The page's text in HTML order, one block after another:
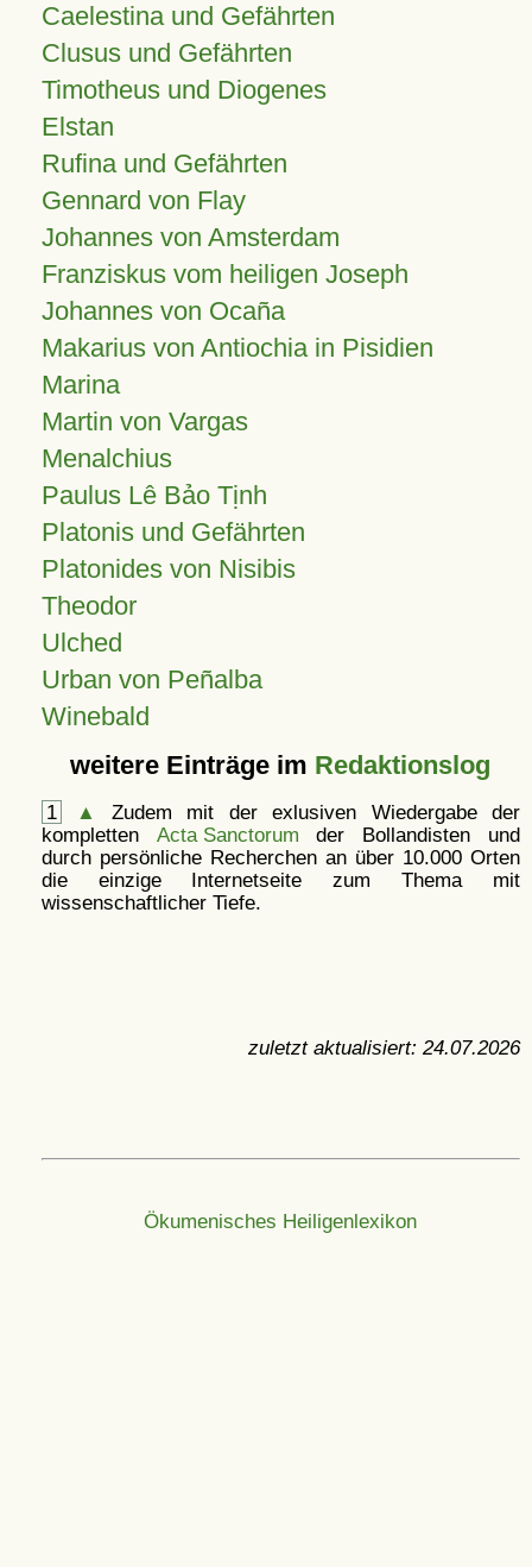
Caelestina und Gefährten
Clusus und Gefährten
Timotheus und Diogenes
Elstan
Rufina und Gefährten
Gennard von Flay
Johannes von Amsterdam
Franziskus vom heiligen Joseph
Johannes von Ocaña
Makarius von Antiochia in Pisidien
Marina
Martin von Vargas
Menalchius
Paulus Lê Bảo Tịnh
Platonis und Gefährten
Platonides von Nisibis
Theodor
Ulched
Urban von Peñalba
Winebald
weitere Einträge im Redaktionslog
1 ▲
Zudem mit der exlusiven Wiedergabe der
kompletten Acta Sanctorum der Bollandisten und
durch persönliche Recherchen an über 10.000 Orten
die einzige Internetseite zum Thema mit
wissenschaftlicher Tiefe.
zuletzt aktualisiert: 24.07.2026
Ökumenisches Heiligenlexikon